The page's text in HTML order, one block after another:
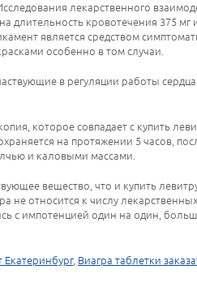
лекарственного
длительность кровотечения 375
является средством
особенно в том случаи.
в регуляции работы
которое совпадает с купить
на протяжении 5 часов,
и каловыми массами.
вещество, что и купить
не относится к числу
с импотенцией один на один,
, Виагра таблетки